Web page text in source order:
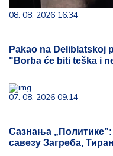
08. 08. 2026 16:34
Pakao na Deliblatskoj
"Borba će biti teška i
07. 08. 2026 09:14
Сазнања
савезу Загреба,